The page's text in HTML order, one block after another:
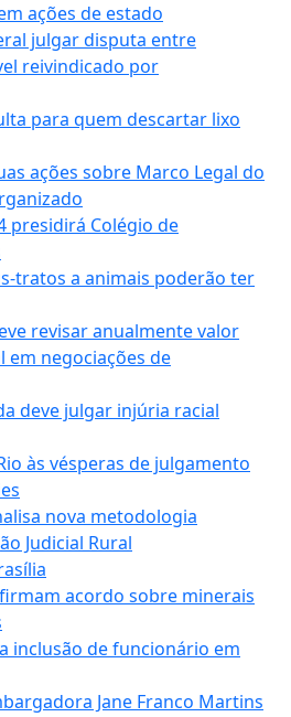
ações de estado
julgar disputa entre
reivindicado por
para quem descartar lixo
ações sobre Marco Legal do
presidirá Colégio de
tratos a animais poderão ter
revisar anualmente valor
em negociações de
deve julgar injúria racial
às vésperas de julgamento
nova metodologia
Judicial Rural
acordo sobre minerais
inclusão de funcionário em
Jane Franco Martins